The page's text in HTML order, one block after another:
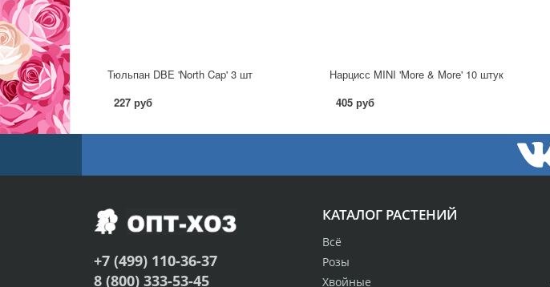
Тюльпан DBE 'North Cap' 3 шт
227 руб
Нарцисс MINI 'More & More' 10 штук
405 руб
КАТАЛОГ РАСТЕНИЙ
Всё
Розы
Хвойные
+7 (499) 110-36-37
8 (800) 333-53-45